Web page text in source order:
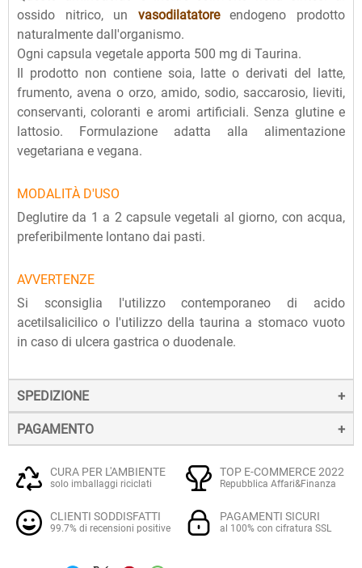
ossido nitrico, un vasodilatatoreendogeno prodotto
naturalmente dall'organismo.
Ogni capsula vegetale apporta 500 mg di Taurina.
Il prodotto non contiene soia, latte o derivati del latte,
frumento, avena o orzo, amido, sodio, saccarosio, lieviti,
conservanti, coloranti e aromi artificiali. Senza glutine e
lattosio. Formulazione adatta alla alimentazione
vegetariana e vegana.
MODALITÀ D'USO
Deglutire da 1 a 2 capsule vegetali al giorno, con acqua,
preferibilmente lontano dai pasti.
AVVERTENZE
Si sconsiglia l'utilizzo contemporaneo di acido
acetilsalicilico o l'utilizzo della taurina a stomaco vuoto
in caso di ulcera gastrica o duodenale.
SPEDIZIONE
La spedizione dei prodotti avviene entro 24 ore dall'ordine
(sabato e festivi esclusi), tramite corriere SDA.
Quando l'ordine sarà spedito, riceverai una e-mail di
conferma, contenente un link alla tracciatura online
dell'invio, che ti permetterà di verificare in tempo reale lo
stato della spedizione.
PAGAMENTO
Il pagamento degli ordini può avvenire:
altre carte prepagate abilitate), su server sicuro Paypal.
CURA PER L'AMBIENTE
solo imballaggi riciclati
TOP E-COMMERCE 2022
Repubblica Affari&Finanza
CLIENTI SODDISFATTI
99.7% di recensioni positive
PAGAMENTI SICURI
al 100% con cifratura SSL